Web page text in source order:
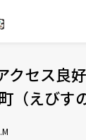
クセス良
（えびす